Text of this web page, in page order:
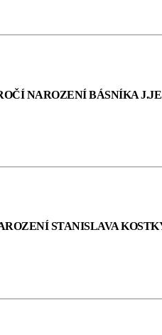
NAROZENÍ BÁSNÍKA
STANISLAVA